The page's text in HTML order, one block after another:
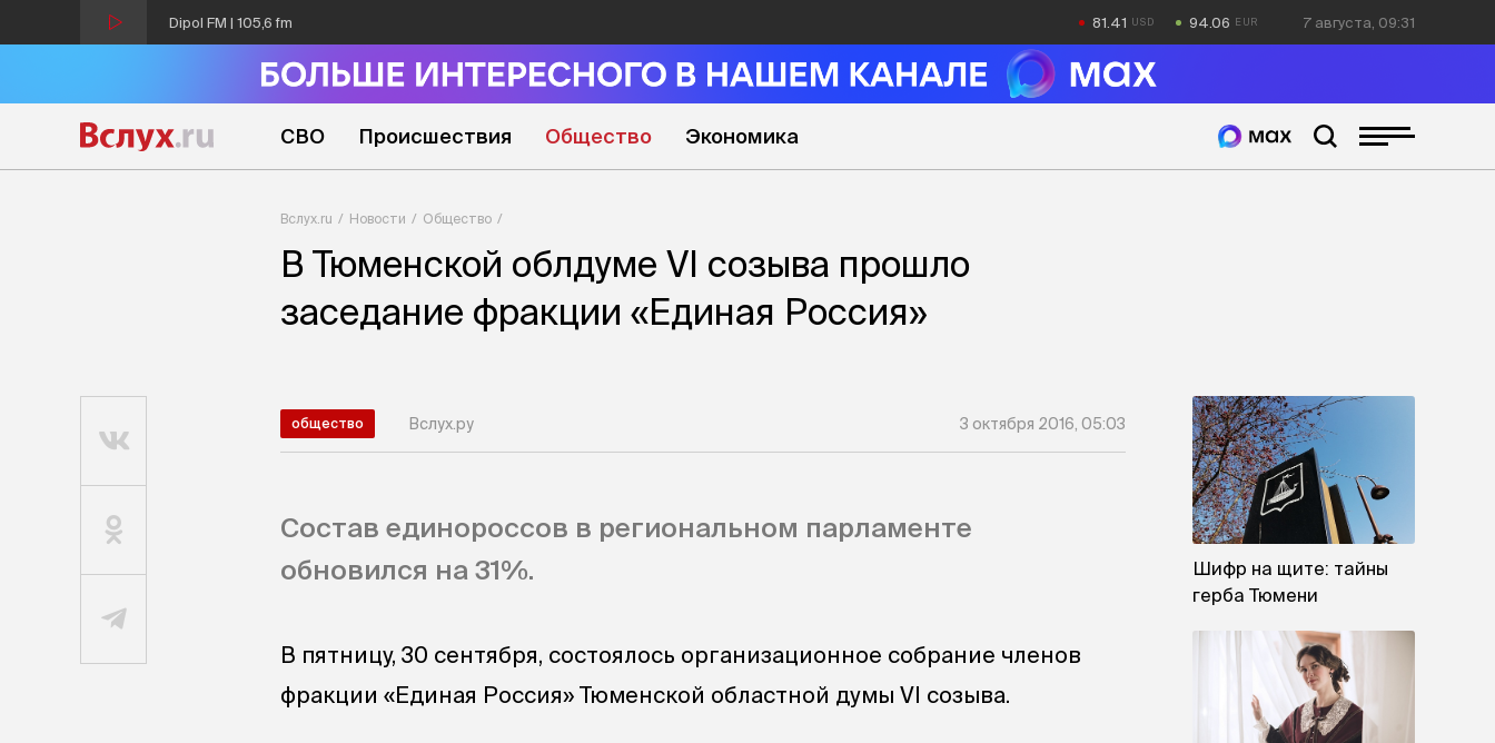
Dipol FM | 105,6 fm 81.41 94.06 7 августа, 09:31
СВО Происшествия Общество Экономика
Вслух.ru Новости Общество
В Тюменской облдуме VI созыва прошло
заседание фракции «Единая Россия»
общество Вслух.ру 3 октября 2016, 05:03
Состав единороссов в региональном парламенте
обновился на 31%.
В пятницу, 30 сентября, состоялось организационное собрание членов
фракции «Единая Россия» Тюменской областной думы VI созыва.
Шифр на щите: тайны
герба Тюмени